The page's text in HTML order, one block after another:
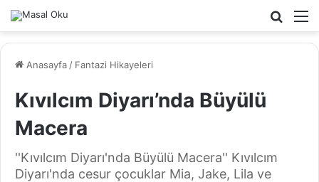
Arama
yap
Anasayfa / Fantazi Hikayeleri
Kıvılcım Diyarı’nda Büyülü
Macera
''Kıvılcım Diyarı'nda Büyülü Macera'' Kıvılcım
Diyarı'nda cesur çocuklar Mia, Jake, Lila ve